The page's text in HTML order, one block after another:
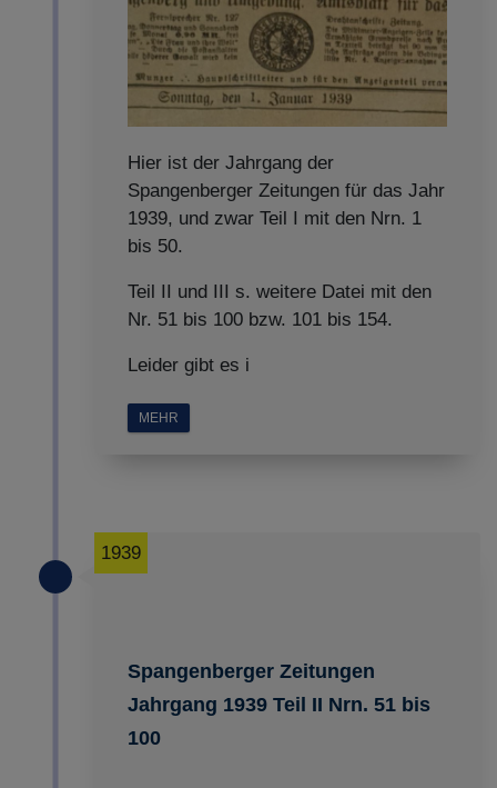
Hier ist der Jahrgang der
Spangenberger Zeitungen für das Jahr
1939, und zwar Teil I mit den Nrn. 1
bis 50.
Teil II und III s. weitere Datei mit den
Nr. 51 bis 100 bzw. 101 bis 154.
Leider gibt es i
MEHR
Spangenberger Zeitungen
Jahrgang 1939 Teil II Nrn. 51 bis
100
1939